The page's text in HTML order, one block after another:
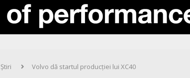
Știri
Volvo dă startul producției lui XC40